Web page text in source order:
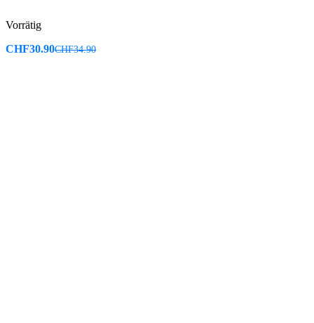
Vorrätig
CHF30.90CHF34.90